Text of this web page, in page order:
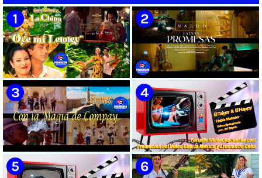
🟡 Susel Gómez (La China) ||
¨Oye Mi Leloley¨ || Director:
Onelio Jesús Larralde González
|| Música popular bailable
cubana || Videoclip || CUBA
🟡 Naldo - ¨Falsas Promesas¨ 📺
Videoclip - 🎬 Dirección:
Visualeme